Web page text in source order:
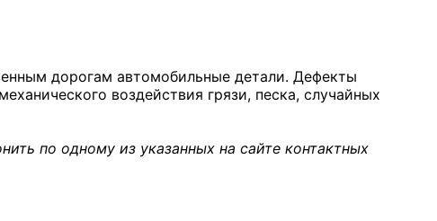
дорогам автомобильные детали. Дефекты
воздействия грязи, песка, случайных
по одному из указанных на сайте контактных